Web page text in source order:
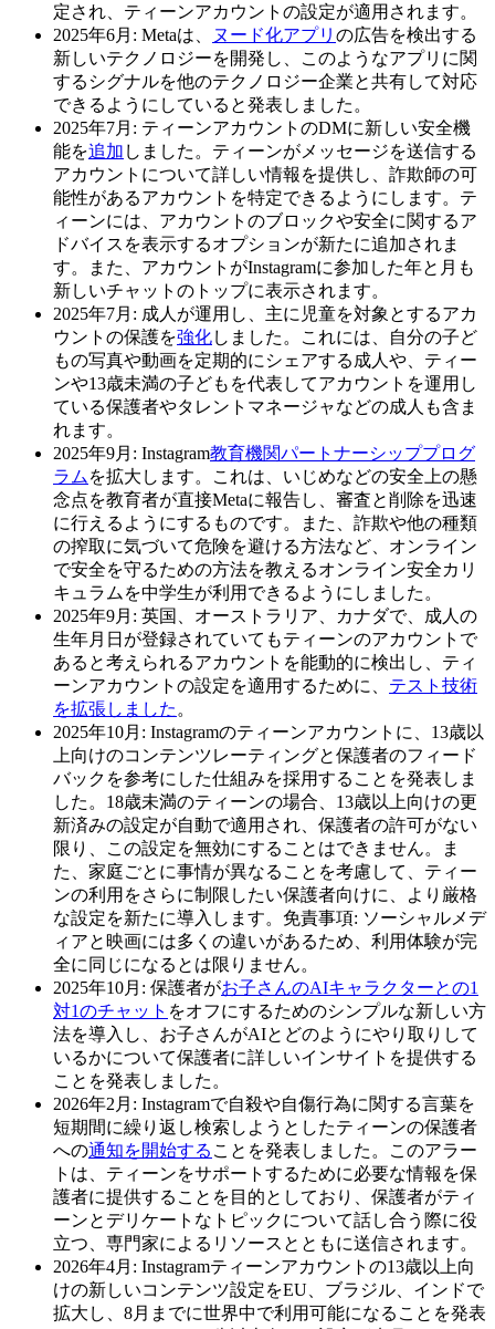
定され、ティーンアカウントの設定が適用されます。
2025年6月: Metaは、 ヌード化アプリ の広告を検出する
新しいテクノロジーを開発し、このようなアプリに関
するシグナルを他のテクノロジー企業と共有して対応
できるようにしていると発表しました。
2025年7月: ティーンアカウントのDMに新しい安全機
能を追加 しました。ティーンがメッセージを送信する
アカウントについて詳しい情報を提供し、詐欺師の可
能性があるアカウントを特定できるようにします。テ
ィーンには、アカウントのブロックや安全に関するア
ドバイスを表示するオプションが新たに追加されま
す。また、アカウントがInstagramに参加した年と月も
新しいチャットのトップに表示されます。
2025年7月: 成人が運用し、主に児童を対象とするアカ
ウントの保護を強化しました。これには、自分の子ど
もの写真や動画を定期的にシェアする成人や、ティー
ンや13歳未満の子どもを代表してアカウントを運用し
ている保護者やタレントマネージャなどの成人も含ま
れます。
2025年9月 : Instagram教育機関パートナーシッププログ
ラム を拡大します。これは、いじめなどの安全上の懸
念点を教育者が直接Metaに報告し、審査と削除を迅速
に行えるようにするものです。また、詐欺や他の種類
の搾取に気づいて危険を避ける方法など、オンライン
で安全を守るための方法を教えるオンライン安全カリ
キュラムを中学生が利用できるようにしました。
2025年9月: 英国、オーストラリア、カナダで、成人の
生年月日が登録されていてもティーンのアカウントで
あると考えられるアカウントを能動的に検出し、ティ
ーンアカウントの設定を適用するために、 テスト技術
を拡張しました 。
2025年10月 : Instagramのティーンアカウントに、13歳以
上向けのコンテンツレーティングと保護者のフィード
バックを参考にした仕組みを採用することを発表しま
した。18歳未満のティーンの場合、13歳以上向けの更
新済みの設定が自動で適用され、保護者の許可がない
限り、この設定を無効にすることはできません。ま
た、家庭ごとに事情が異なることを考慮して、ティー
ンの利用をさらに制限したい保護者向けに、より厳格
な設定を新たに導入します。免責事項: ソーシャルメデ
ィアと映画には多くの違いがあるため、利用体験が完
全に同じになるとは限りません。
2025年10月 : 保護者がお子さんのAIキャラクターとの1
対1のチャット をオフにするためのシンプルな新しい方
法を導入し、お子さんがAIとどのようにやり取りして
いるかについて保護者に詳しいインサイトを提供する
ことを発表しました。
2026年2月 : Instagramで自殺や自傷行為に関する言葉を
短期間に繰り返し検索しようとしたティーンの保護者
への通知を開始する ことを発表しました。このアラー
トは、ティーンをサポートするために必要な情報を保
護者に提供することを目的としており、保護者がティ
ーンとデリケートなトピックについて話し合う際に役
立つ、専門家によるリソースとともに送信されます。
2026年4月 : Instagramティーンアカウントの13歳以上向
けの新しいコンテンツ設定をEU、ブラジル、インドで
拡大し、8月までに世界中で利用可能になることを発表